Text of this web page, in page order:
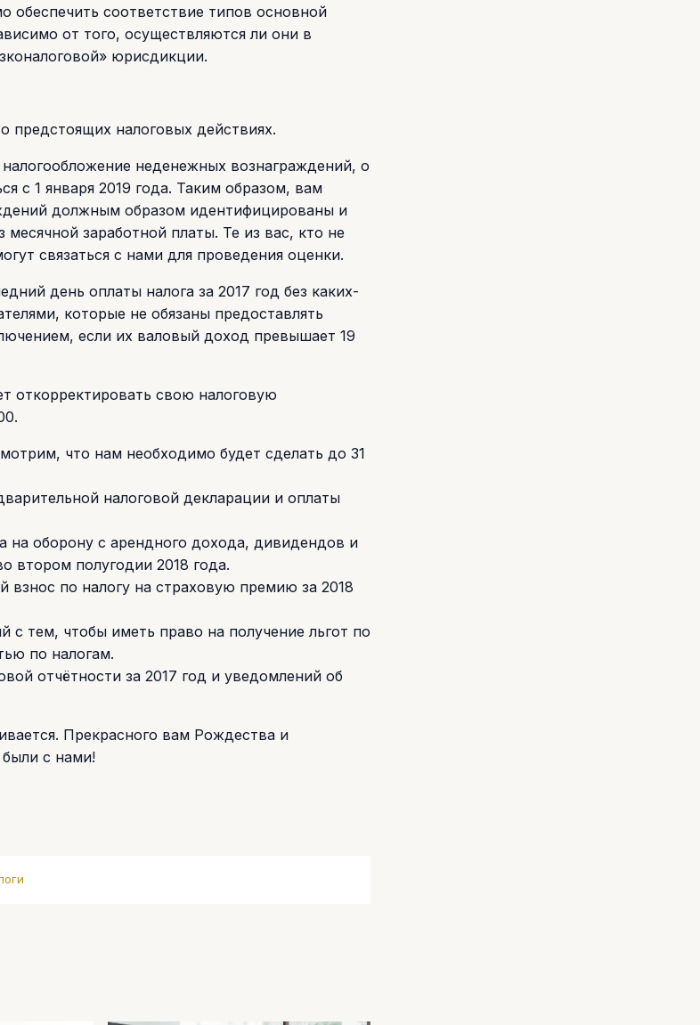
соответствие типов основной
от того, осуществляются ли они в
юрисдикции.
налоговых действиях.
неденежных вознаграждений, о
с 1 января 2019 года. Таким образом, вам
должным образом идентифицированы и
заработной платы. Те из вас, кто не
связаться с нами для проведения оценки.
день оплаты налога за 2017 год без каких-
которые не обязаны предоставлять
если их валовый доход превышает 19
откорректировать свою налоговую
что нам необходимо будет сделать до 31
налоговой декларации и оплаты
на оборону с арендного дохода, дивидендов и
втором полугодии 2018 года.
по налогу на страховую премию за 2018
с тем, чтобы иметь право на получение льгот по
по налогам.
отчётности за 2017 год и уведомлений об
Прекрасного вам Рождества и
были с нами!